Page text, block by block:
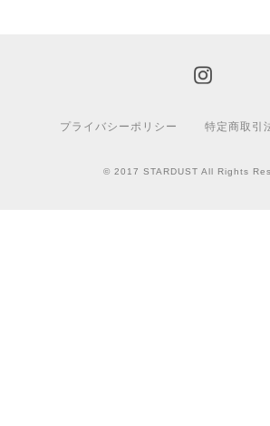
プライバシーポリシー 特定商取引
© 2017 STARDUST All Rights